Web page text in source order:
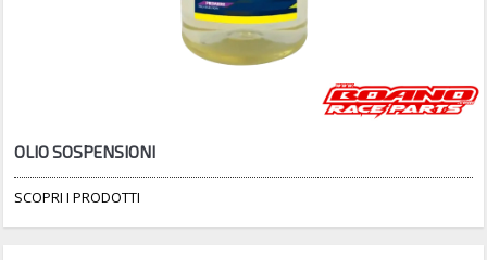
OLIO SOSPENSIONI
SCOPRI I PRODOTTI